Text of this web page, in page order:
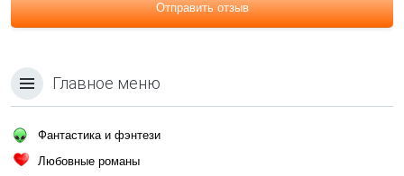
Отправить отзыв
Главное меню
Фантастика и фэнтези
Любовные романы